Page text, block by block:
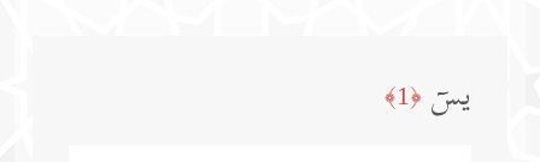
یسۤ ﴿1﴾